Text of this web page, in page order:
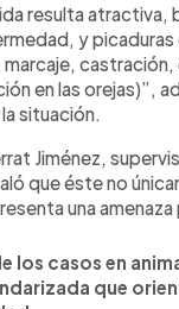
resulta atractiva,
y
marcaje,
en las orejas)”,
situación.
Jiménez,
que éste no
una
los casos en
que